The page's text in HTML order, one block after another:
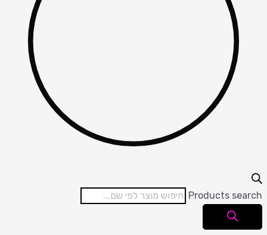
Products search